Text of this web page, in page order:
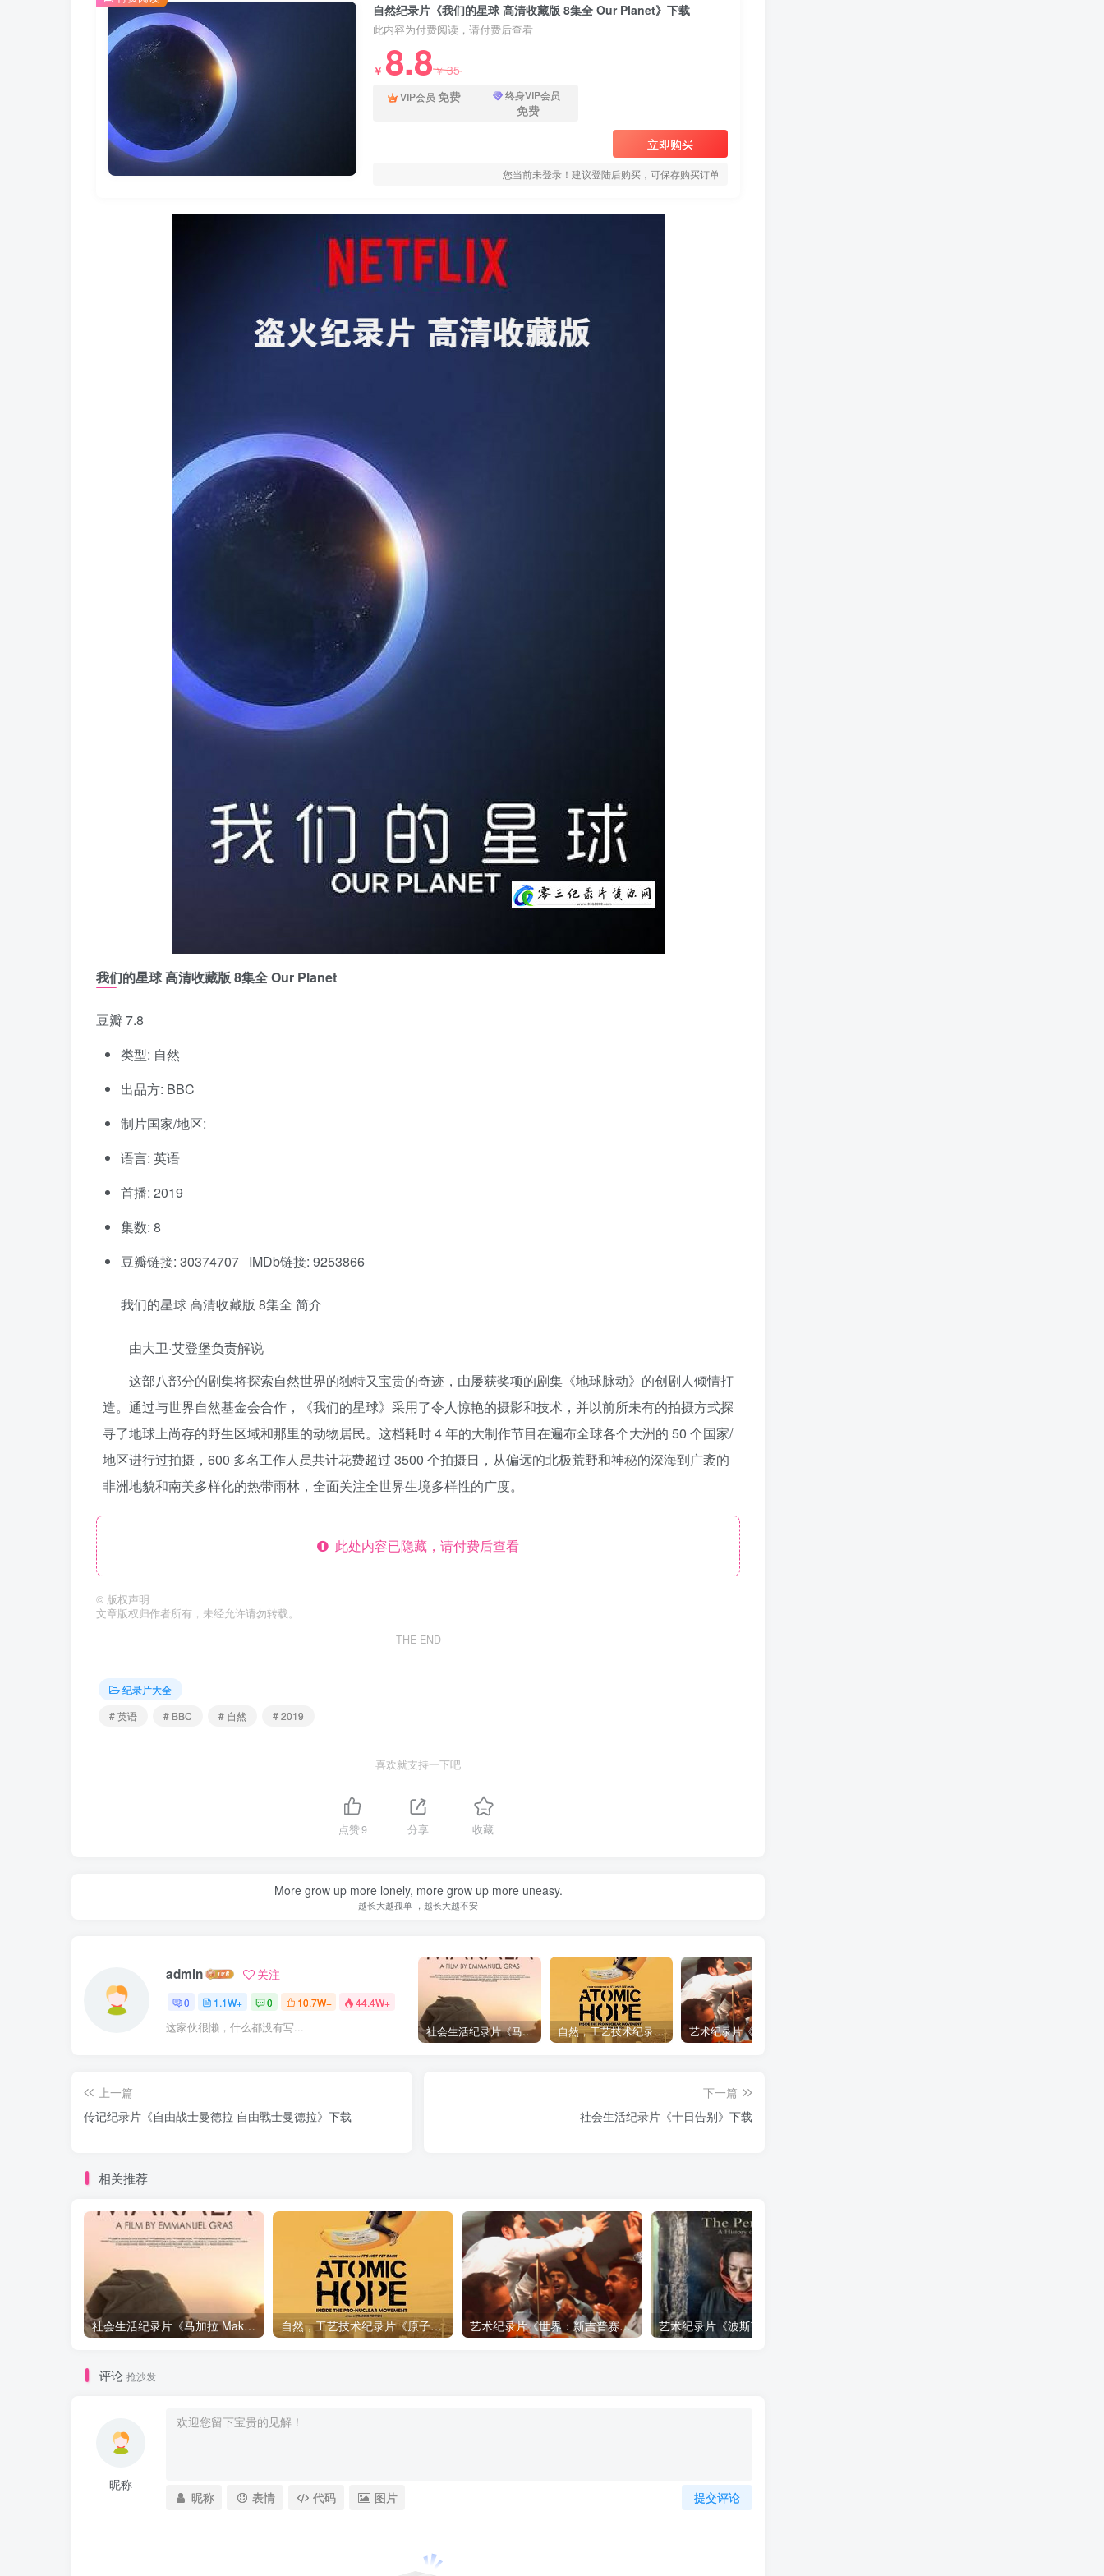
自然纪录片《我们的星球 高清收藏版 8集全 Our Planet》下载
此内容为付费阅读，请付费后查看
￥ 8.8￥35
VIP会员 免费 终身VIP会员
免费
立即购买
您当前未登录！建议登陆后购买，可保存购买订单
我们的星球 高清收藏版 8集全 Our Planet
豆瓣 7.8
类型: 自然
出品方: BBC
制片国家/地区:
语言: 英语
首播: 2019
集数: 8
豆瓣链接: 30374707 IMDb链接: 9253866
我们的星球 高清收藏版 8集全 简介
由大卫·艾登堡负责解说
这部八部分的剧集将探索自然世界的独特又宝贵的奇迹，由屡获奖项的剧集《地球脉动》的创剧人倾情打
造。通过与世界自然基金会合作，《我们的星球》采用了令人惊艳的摄影和技术，并以前所未有的拍摄方式探
寻了地球上尚存的野生区域和那里的动物居民。这档耗时 4 年的大制作节目在遍布全球各个大洲的 50 个国家/
地区进行过拍摄，600 多名工作人员共计花费超过 3500 个拍摄日，从偏远的北极荒野和神秘的深海到广袤的
非洲地貌和南美多样化的热带雨林，全面关注全世界生境多样性的广度。
此处内容已隐藏，请付费后查看
© 版权声明
文章版权归作者所有，未经允许请勿转载。
THE END
纪录片大全
# 英语
# BBC # 自然 # 2019
喜欢就支持一下吧
点赞9 分享 收藏
More grow up more lonely, more grow up more uneasy.
越长大越孤单 ，越长大越不安
admin 关注
0 1.1W+ 0 10.7W+ 44.4W+
这家伙很懒，什么都没有写... 社会生活纪录片《马加拉 Makala》下载 自然，工艺技术纪录片《原子能的希望 Atomic Hope – Inside the Pro-Nuclear Movement》下载
上一篇
传记纪录片《自由战士曼德拉 自由戰士曼德拉》下载
下一篇
社会生活纪录片《十日告别》下载
相关推荐
社会生活纪录片《马加拉 Makala》下载 自然，工艺技术纪录片《原子能的希望 Atomic Hope – Inside the Pro-Nuclear Movement》下载 艺术纪录片《世界：新吉普赛之王 This World: The New Gypsy Kings》下载
评论 抢沙发
昵称
提交评论
昵称 表情 代码 图片